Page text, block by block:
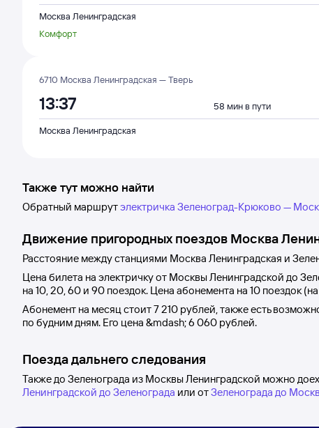
Москва Ленинградская
Комфорт
6710 Москва Ленинградская — Тверь
13:37 58 мин в пути
Москва Ленинградская
Также тут можно найти
Обратный маршрутэлектричка Зеленоград-Крюково —
Движение пригородных поездов Москва
Расстояние между станциями Москва Ленинградская и
Цена билета на электричку от Москвы Ленинградской до
на 10, 20, 60 и 90 поездок. Цена абонемента на 10 поездок
Абонемент на месяц стоит7210 рублей, также есть
по будним дням. Его цена &mdash;6 060 рублей.
Поезда дальнего следования
Также до Зеленограда из Москвы Ленинградской можно
Ленинградской до Зеленограда или отЗеленограда до